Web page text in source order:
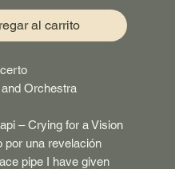
al carrito
Orchestra
– Crying for a Vision
por una revelación
pipe I have given